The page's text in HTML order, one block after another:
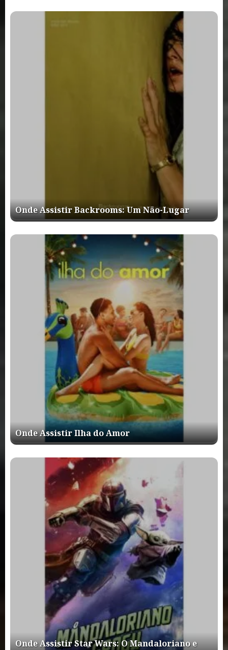
Onde Assistir Backrooms: Um Não-Lugar
Onde Assistir Ilha do Amor
Onde Assistir Star Wars: O Mandaloriano e